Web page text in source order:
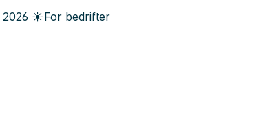
2026 ☀️For bedrifter